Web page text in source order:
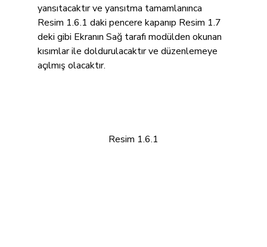
yansıtacaktır ve yansıtma tamamlanınca
Resim 1.6.1 daki pencere kapanıp Resim 1.7
deki gibi Ekranın Sağ tarafı modülden okunan
kısımlar ile doldurulacaktır ve düzenlemeye
açılmış olacaktır.
Resim 1.6.1